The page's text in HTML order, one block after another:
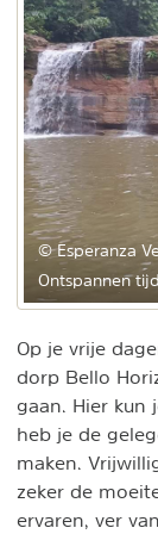
© Esperanza
Ontspannen
Op je vrije
dorp Bello
gaan. Hier kun
heb je de
maken.
zeker de
ervaren, ver